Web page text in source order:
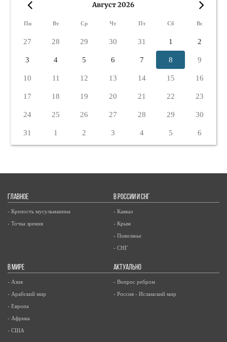
Август 2026
Пн Вт Ср Чт Пт Сб Вс
27 28 29 30 31 1 2
3 4 5 6 7 8 9
10 11 12 13 14 15 16
17 18 19 20 21 22 23
24 25 26 27 28 29 30
31 1 2 3 4 5 6
ГЛАВНОЕ
- Крепость мусульманина
- Точка зрения
В РОССИИ И СНГ
- Кавказ
- Крым
- Поволжье
- СНГ
В МИРЕ
- Азия
- Арабский мир
- Европа
- Африка
- США
АКТУАЛЬНО
- Вопрос ребром
- Россия - Исламский мир